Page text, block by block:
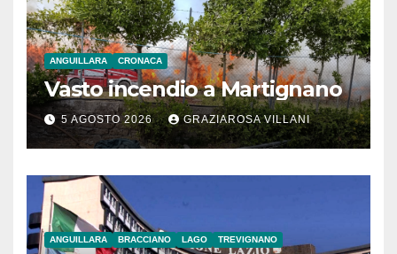
ANGUILLARA CRONACA
Vasto incendio a Martignano
5 AGOSTO 2026 GRAZIAROSA VILLANI
ANGUILLARA BRACCIANO LAGO TREVIGNANO